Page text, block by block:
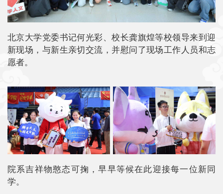
北京大学党委书记何光彩、校长龚旗煌等校领导来到迎
新现场，与新生亲切交流，并慰问了现场工作人员和志
愿者。
院系吉祥物憨态可掬，早早等候在此迎接每一位新同
学。